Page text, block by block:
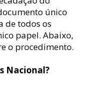
único
de todos os
papel. Abaixo,
o procedimento.
Nacional?